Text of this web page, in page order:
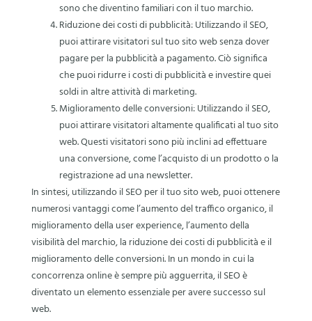
sono che diventino familiari con il tuo marchio.
Riduzione dei costi di pubblicità: Utilizzando il SEO,
puoi attirare visitatori sul tuo sito web senza dover
pagare per la pubblicità a pagamento. Ciò significa
che puoi ridurre i costi di pubblicità e investire quei
soldi in altre attività di marketing.
Miglioramento delle conversioni: Utilizzando il SEO,
puoi attirare visitatori altamente qualificati al tuo sito
web. Questi visitatori sono più inclini ad effettuare
una conversione, come l’acquisto di un prodotto o la
registrazione ad una newsletter.
In sintesi, utilizzando il SEO per il tuo sito web, puoi ottenere
numerosi vantaggi come l’aumento del traffico organico, il
miglioramento della user experience, l’aumento della
visibilità del marchio, la riduzione dei costi di pubblicità e il
miglioramento delle conversioni. In un mondo in cui la
concorrenza online è sempre più agguerrita, il SEO è
diventato un elemento essenziale per avere successo sul
web.